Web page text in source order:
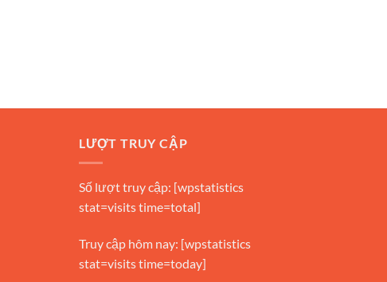
LƯỢT TRUY CẬP
Số lượt truy cập: [wpstatistics
stat=visits time=total]
Truy cập hôm nay: [wpstatistics
stat=visits time=today]